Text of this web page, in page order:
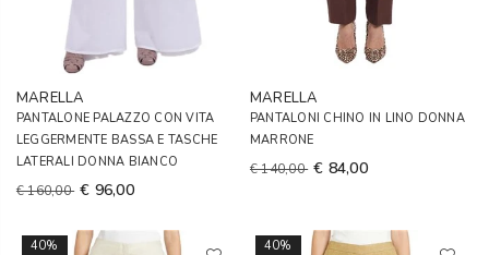
MARELLA
PANTALONE PALAZZO CON VITA
LEGGERMENTE BASSA E TASCHE
LATERALI DONNA BIANCO
€ 160,00 € 96,00
MARELLA
PANTALONI CHINO IN LINO DONNA
MARRONE
€ 140,00 € 84,00
40% 40%